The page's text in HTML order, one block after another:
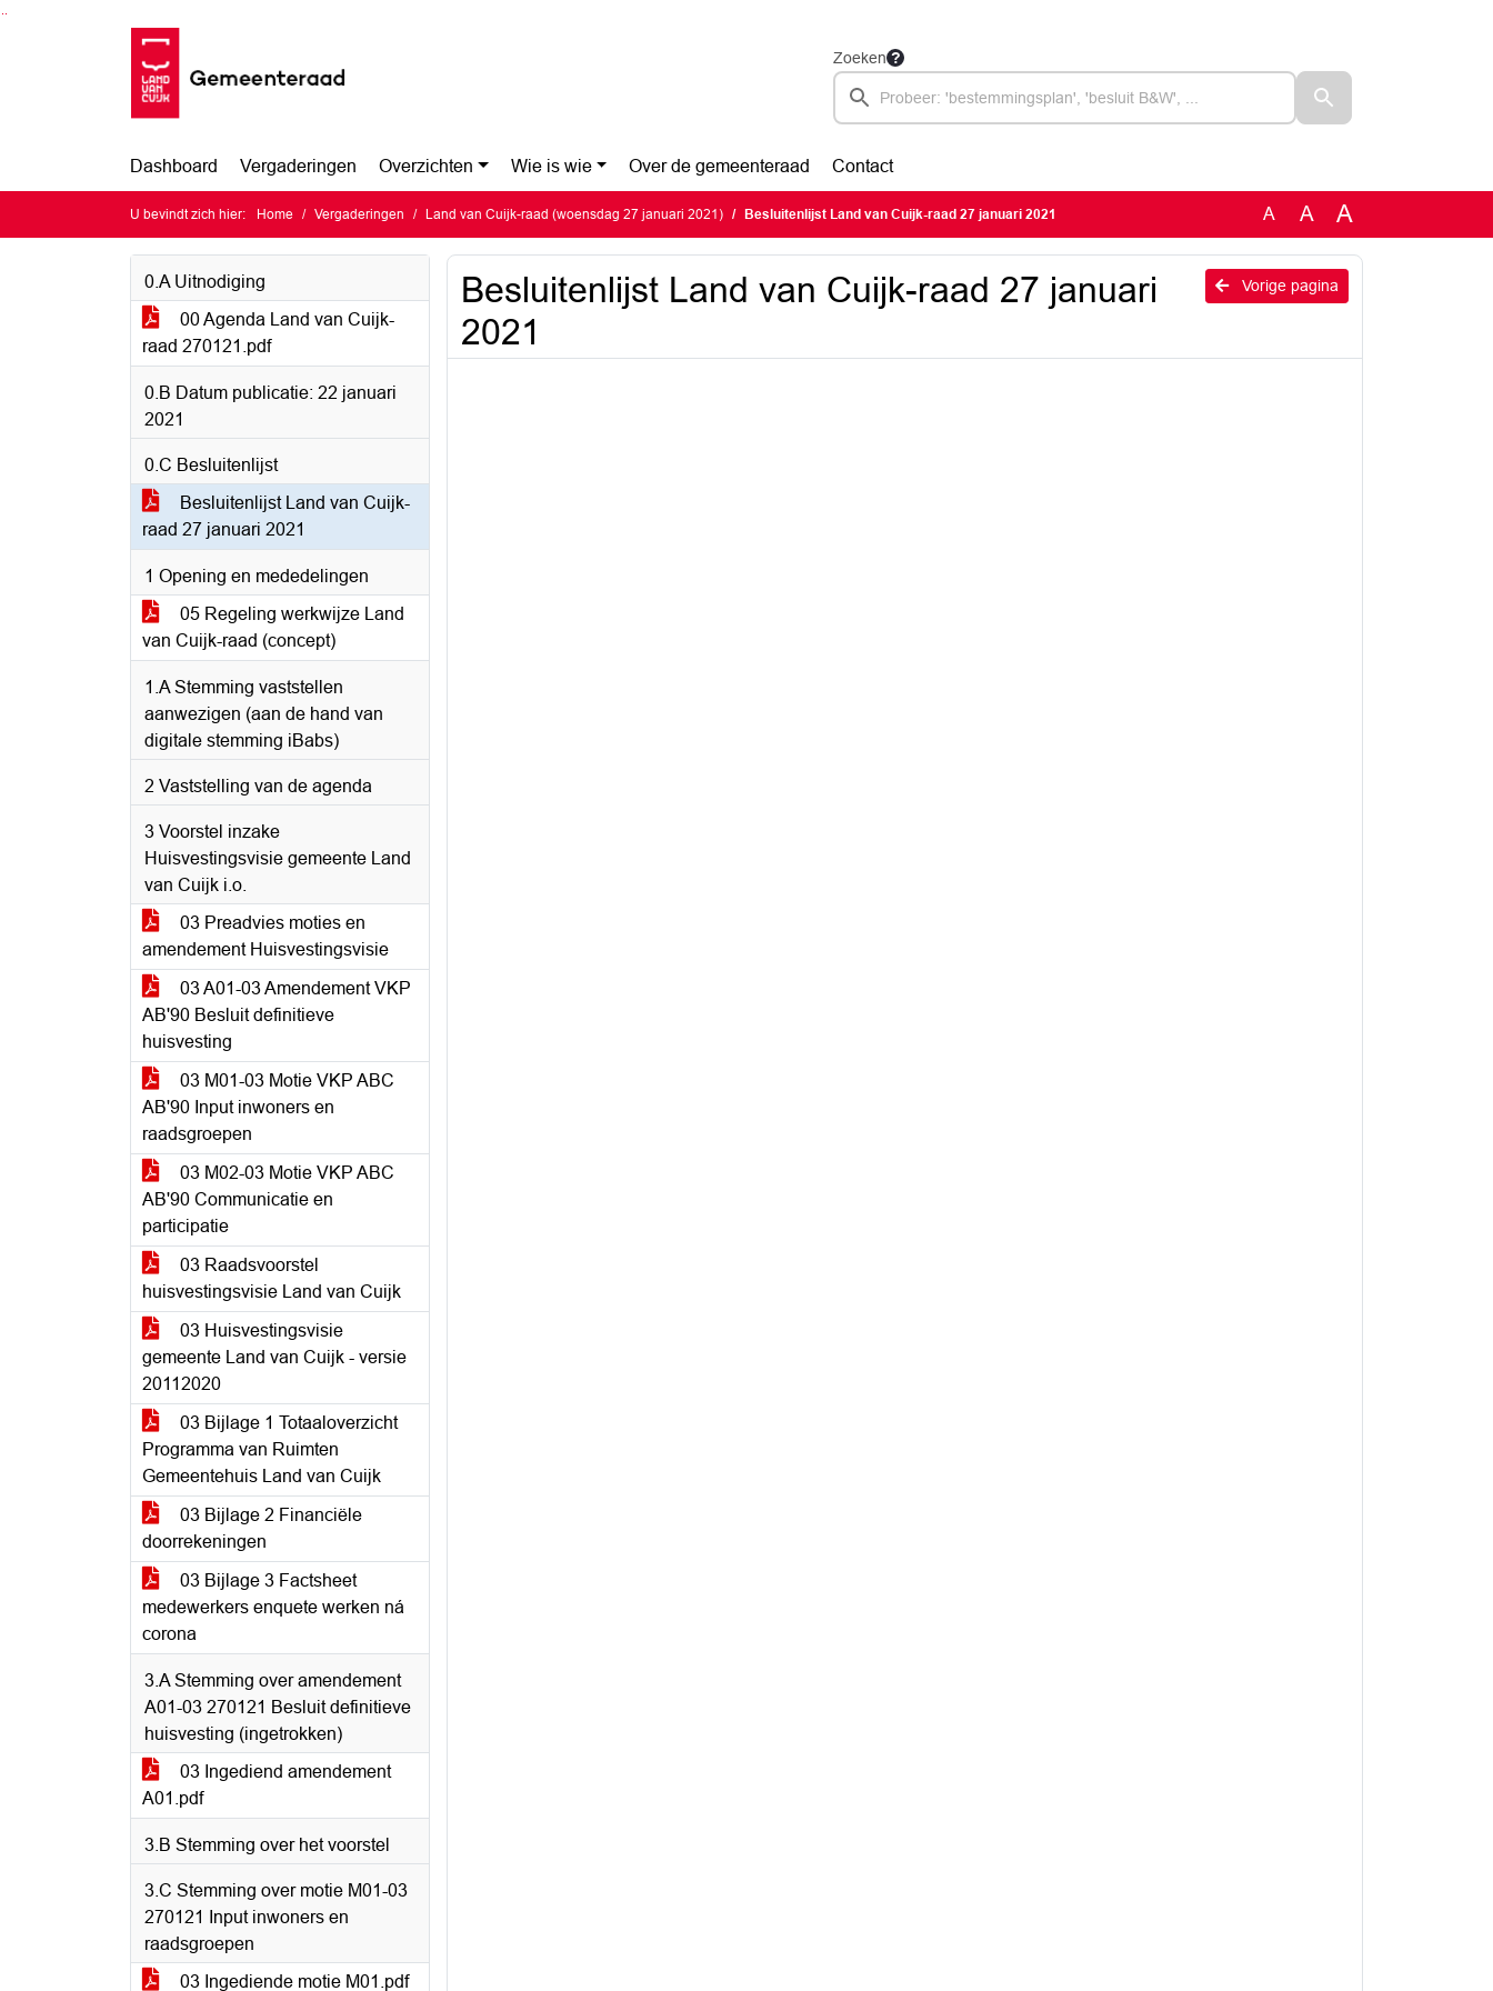
Ga naar de inhoud van deze pagina
Ga naar het zoeken
Ga naar het menu
Zoeken
Dashboard Vergaderingen Overzichten Wie is wie Over de gemeenteraad Contact
U bevindt zich hier: Home Vergaderingen Land van Cuijk-raad (woensdag 27 januari 2021) Besluitenlijst Land van Cuijk-raad 27 januari 2021 A A A
0.A Uitnodiging
00 Agenda Land van Cuijk-
raad 270121.pdf
0.B Datum publicatie: 22 januari
2021
0.C Besluitenlijst
Besluitenlijst Land van Cuijk-
raad 27 januari 2021
1 Opening en mededelingen
05 Regeling werkwijze Land
van Cuijk-raad (concept)
1.A Stemming vaststellen
aanwezigen (aan de hand van
digitale stemming iBabs)
2 Vaststelling van de agenda
3 Voorstel inzake
Huisvestingsvisie gemeente Land
van Cuijk i.o.
03 Preadvies moties en
amendement Huisvestingsvisie
03 A01-03 Amendement VKP
AB'90 Besluit definitieve
huisvesting
03 M01-03 Motie VKP ABC
AB'90 Input inwoners en
raadsgroepen
03 M02-03 Motie VKP ABC
AB'90 Communicatie en
participatie
03 Raadsvoorstel
huisvestingsvisie Land van Cuijk
03 Huisvestingsvisie
gemeente Land van Cuijk - versie
20112020
03 Bijlage 1 Totaaloverzicht
Programma van Ruimten
Gemeentehuis Land van Cuijk
03 Bijlage 2 Financiële
doorrekeningen
03 Bijlage 3 Factsheet
medewerkers enquete werken ná
corona
3.A Stemming over amendement
A01-03 270121 Besluit definitieve
huisvesting (ingetrokken)
03 Ingediend amendement
A01.pdf
3.B Stemming over het voorstel
3.C Stemming over motie M01-03
270121 Input inwoners en
raadsgroepen
03 Ingediende motie M01.pdf
Vorige pagina
Besluitenlijst Land van Cuijk-raad 27 januari
2021